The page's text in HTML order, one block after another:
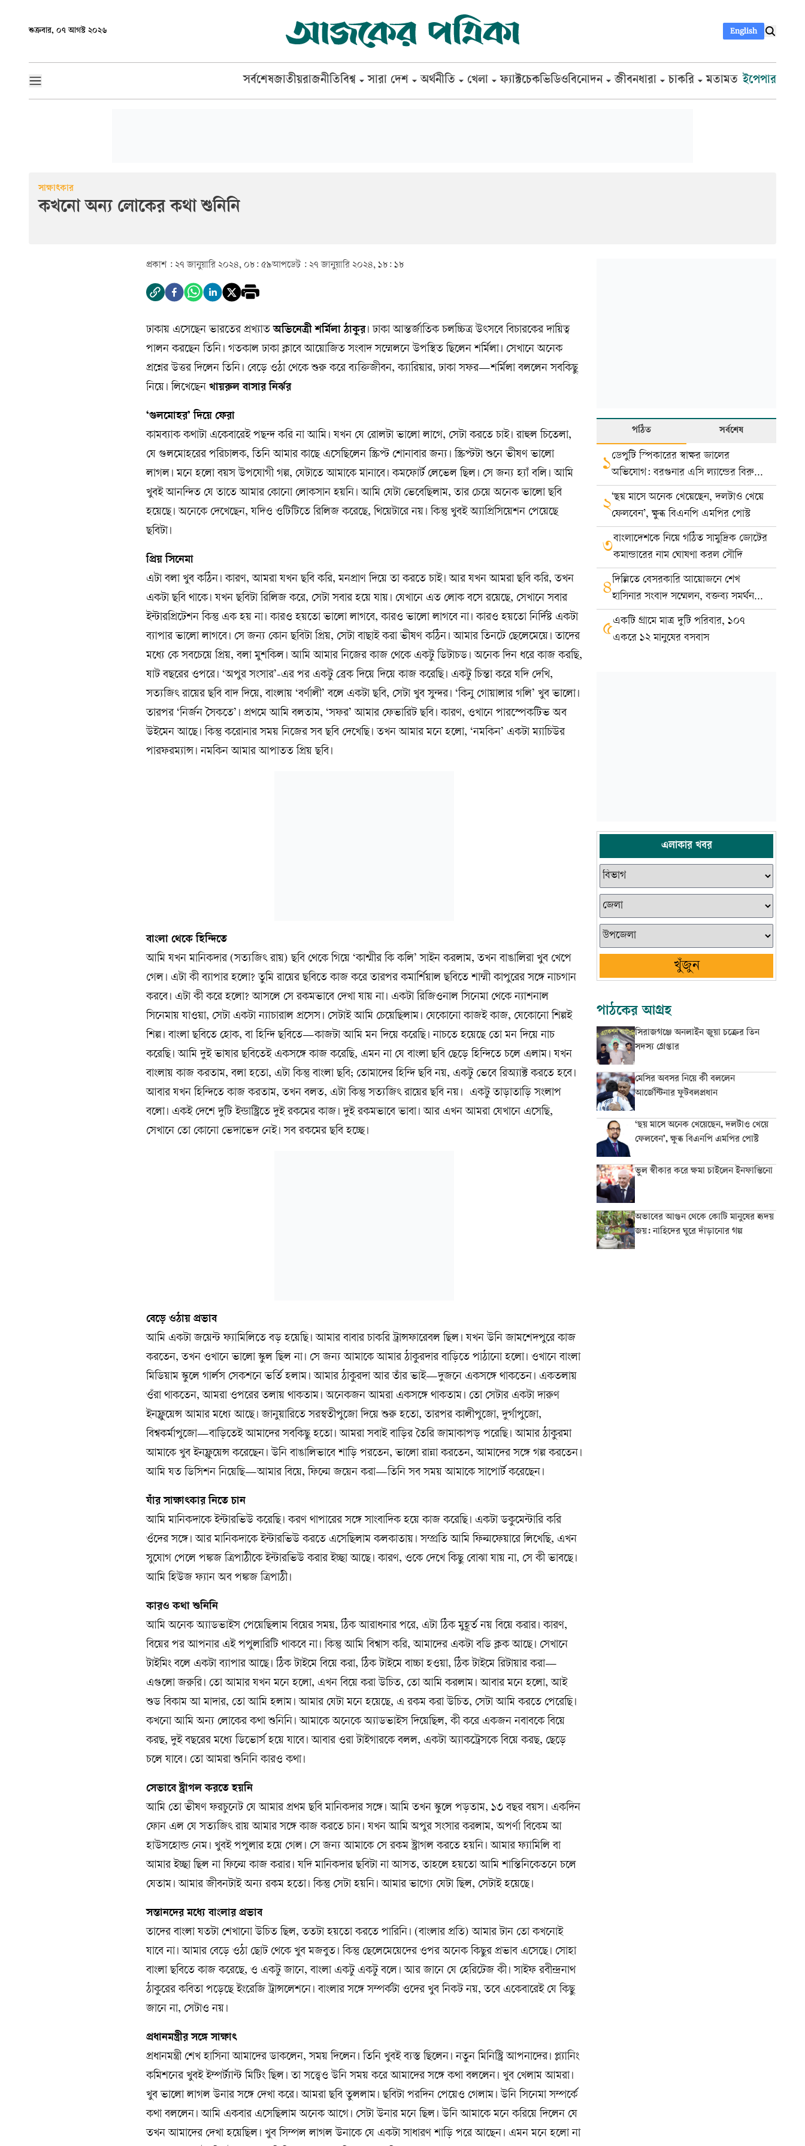
শুক্রবার, ০৭ আগস্ট ২০২৬ English
সর্বশেষজাতীয়রাজনীতিবিশ্ব সারা দেশ অর্থনীতি খেলা ফ্যাক্টচেকভিডিওবিনোদন জীবনধারা চাকরি মতামত ইপেপার
সাক্ষাৎকার
কখনো অন্য লোকের কথা শুনিনি
প্রকাশ : ২৭ জানুয়ারি ২০২৪, ০৮: ৫৯আপডেট : ২৭ জানুয়ারি ২০২৪, ১৮: ১৮
ঢাকায় এসেছেন ভারতের প্রখ্যাতঅভিনেত্রী শর্মিলা ঠাকুর। ঢাকা আন্তর্জাতিক চলচ্চিত্র উৎসবে বিচারকের দায়িত্ব
পালন করছেন তিনি। গতকাল ঢাকা ক্লাবে আয়োজিত সংবাদ সম্মেলনে উপস্থিত ছিলেন শর্মিলা। সেখানে অনেক
প্রশ্নের উত্তর দিলেন তিনি। বেড়ে ওঠা থেকে শুরু করে ব্যক্তিজীবন, ক্যারিয়ার, ঢাকা সফর—শর্মিলা বললেন সবকিছু
নিয়ে। লিখেছেন খায়রুল বাসার নির্ঝর
‘গুলমোহর’ দিয়ে ফেরা
কামব্যাক কথাটা একেবারেই পছন্দ করি না আমি। যখন যে রোলটা ভালো লাগে, সেটা করতে চাই। রাহুল চিতেলা,
যে গুলমোহরের পরিচালক, তিনি আমার কাছে এসেছিলেন স্ক্রিপ্ট শোনাবার জন্য। স্ক্রিপ্টটা শুনে ভীষণ ভালো
লাগল। মনে হলো বয়স উপযোগী গল্প, যেটাতে আমাকে মানাবে। কমফোর্ট লেভেল ছিল। সে জন্য হ্যাঁ বলি। আমি
খুবই আনন্দিত যে তাতে আমার কোনো লোকসান হয়নি। আমি যেটা ভেবেছিলাম, তার চেয়ে অনেক ভালো ছবি
হয়েছে। অনেকে দেখেছেন, যদিও ওটিটিতে রিলিজ করেছে, থিয়েটারে নয়। কিন্তু খুবই অ্যাপ্রিসিয়েশন পেয়েছে
ছবিটা।
প্রিয় সিনেমা
এটা বলা খুব কঠিন। কারণ, আমরা যখন ছবি করি, মনপ্রাণ দিয়ে তা করতে চাই। আর যখন আমরা ছবি করি, তখন
একটা ছবি থাকে। যখন ছবিটা রিলিজ করে, সেটা সবার হয়ে যায়। যেখানে এত লোক বসে রয়েছে, সেখানে সবার
ইন্টারপ্রিটেশন কিন্তু এক হয় না। কারও হয়তো ভালো লাগবে, কারও ভালো লাগবে না। কারও হয়তো নির্দিষ্ট একটা
ব্যাপার ভালো লাগবে। সে জন্য কোন ছবিটা প্রিয়, সেটা বাছাই করা ভীষণ কঠিন। আমার তিনটে ছেলেমেয়ে। তাদের
মধ্যে কে সবচেয়ে প্রিয়, বলা মুশকিল। আমি আমার নিজের কাজ থেকে একটু ডিটাচড। অনেক দিন ধরে কাজ করছি,
ষাট বছরের ওপরে। ‘অপুর সংসার’-এর পর একটু ব্রেক দিয়ে দিয়ে কাজ করেছি। একটু চিন্তা করে যদি দেখি,
সত্যজিৎ রায়ের ছবি বাদ দিয়ে, বাংলায় ‘বর্ণালী’ বলে একটা ছবি, সেটা খুব সুন্দর। ‘কিনু গোয়ালার গলি’ খুব ভালো।
তারপর ‘নির্জন সৈকতে’। প্রথমে আমি বলতাম, ‘সফর’ আমার ফেভারিট ছবি। কারণ, ওখানে পারস্পেকটিভ অব
উইমেন আছে। কিন্তু করোনার সময় নিজের সব ছবি দেখেছি। তখন আমার মনে হলো, ‘নমকিন’ একটা ম্যাচিউর
পারফরম্যান্স। নমকিন আমার আপাতত প্রিয় ছবি।
বাংলা থেকে হিন্দিতে
আমি যখন মানিকদার (সত্যজিৎ রায়) ছবি থেকে গিয়ে ‘কাশ্মীর কি কলি’ সাইন করলাম, তখন বাঙালিরা খুব খেপে
গেল। এটা কী ব্যাপার হলো? তুমি রায়ের ছবিতে কাজ করে তারপর কমার্শিয়াল ছবিতে শাম্মী কাপুরের সঙ্গে নাচগান
করবে। এটা কী করে হলো? আসলে সে রকমভাবে দেখা যায় না। একটা রিজিওনাল সিনেমা থেকে ন্যাশনাল
সিনেমায় যাওয়া, সেটা একটা ন্যাচারাল প্রসেস। সেটাই আমি চেয়েছিলাম। যেকোনো কাজই কাজ, যেকোনো শিল্পই
শিল্প। বাংলা ছবিতে হোক, বা হিন্দি ছবিতে—কাজটা আমি মন দিয়ে করেছি। নাচতে হয়েছে তো মন দিয়ে নাচ
করেছি। আমি দুই ভাষার ছবিতেই একসঙ্গে কাজ করেছি, এমন না যে বাংলা ছবি ছেড়ে হিন্দিতে চলে এলাম। যখন
বাংলায় কাজ করতাম, বলা হতো, এটা কিন্তু বাংলা ছবি; তোমাদের হিন্দি ছবি নয়, একটু ভেবে রিঅ্যাক্ট করতে হবে।
আবার যখন হিন্দিতে কাজ করতাম, তখন বলত, এটা কিন্তু সত্যজিৎ রায়ের ছবি নয়। একটু তাড়াতাড়ি সংলাপ
বলো। একই দেশে দুটি ইন্ডাস্ট্রিতে দুই রকমের কাজ। দুই রকমভাবে ভাবা। আর এখন আমরা যেখানে এসেছি,
সেখানে তো কোনো ভেদাভেদ নেই। সব রকমের ছবি হচ্ছে।
বেড়ে ওঠায় প্রভাব
আমি একটা জয়েন্ট ফ্যামিলিতে বড় হয়েছি। আমার বাবার চাকরি ট্রান্সফারেবল ছিল। যখন উনি জামশেদপুরে কাজ
করতেন, তখন ওখানে ভালো স্কুল ছিল না। সে জন্য আমাকে আমার ঠাকুরদার বাড়িতে পাঠানো হলো। ওখানে বাংলা
মিডিয়াম স্কুলে গার্লস সেকশনে ভর্তি হলাম। আমার ঠাকুরদা আর তাঁর ভাই—দুজনে একসঙ্গে থাকতেন। একতলায়
ওঁরা থাকতেন, আমরা ওপরের তলায় থাকতাম। অনেকজন আমরা একসঙ্গে থাকতাম। তো সেটার একটা দারুণ
ইনফ্লুয়েন্স আমার মধ্যে আছে। জানুয়ারিতে সরস্বতীপুজো দিয়ে শুরু হতো, তারপর কালীপুজো, দুর্গাপুজো,
বিশ্বকর্মাপুজো—বাড়িতেই আমাদের সবকিছু হতো। আমরা সবাই বাড়ির তৈরি জামাকাপড় পরেছি। আমার ঠাকুরমা
আমাকে খুব ইনফ্লুয়েন্স করেছেন। উনি বাঙালিভাবে শাড়ি পরতেন, ভালো রান্না করতেন, আমাদের সঙ্গে গল্প করতেন।
আমি যত ডিসিশন নিয়েছি—আমার বিয়ে, ফিল্মে জয়েন করা—তিনি সব সময় আমাকে সাপোর্ট করেছেন।
যাঁর সাক্ষাৎকার নিতে চান
আমি মানিকদাকে ইন্টারভিউ করেছি। করণ থাপারের সঙ্গে সাংবাদিক হয়ে কাজ করেছি। একটা ডকুমেন্টারি করি
ওঁদের সঙ্গে। আর মানিকদাকে ইন্টারভিউ করতে এসেছিলাম কলকাতায়। সম্প্রতি আমি ফিল্মফেয়ারে লিখেছি, এখন
সুযোগ পেলে পঙ্কজ ত্রিপাঠীকে ইন্টারভিউ করার ইচ্ছা আছে। কারণ, ওকে দেখে কিছু বোঝা যায় না, সে কী ভাবছে।
আমি হিউজ ফ্যান অব পঙ্কজ ত্রিপাঠী।
কারও কথা শুনিনি
আমি অনেক অ্যাডভাইস পেয়েছিলাম বিয়ের সময়, ঠিক আরাধনার পরে, এটা ঠিক মুহূর্ত নয় বিয়ে করার। কারণ,
বিয়ের পর আপনার এই পপুলারিটি থাকবে না। কিন্তু আমি বিশ্বাস করি, আমাদের একটা বডি ক্লক আছে। সেখানে
টাইমিং বলে একটা ব্যাপার আছে। ঠিক টাইমে বিয়ে করা, ঠিক টাইমে বাচ্চা হওয়া, ঠিক টাইমে রিটায়ার করা—
এগুলো জরুরি। তো আমার যখন মনে হলো, এখন বিয়ে করা উচিত, তো আমি করলাম। আবার মনে হলো, আই
শুড বিকাম আ মাদার, তো আমি হলাম। আমার যেটা মনে হয়েছে, এ রকম করা উচিত, সেটা আমি করতে পেরেছি।
কখনো আমি অন্য লোকের কথা শুনিনি। আমাকে অনেকে অ্যাডভাইস দিয়েছিল, কী করে একজন নবাবকে বিয়ে
করছ, দুই বছরের মধ্যে ডিভোর্স হয়ে যাবে। আবার ওরা টাইগারকে বলল, একটা অ্যাকট্রেসকে বিয়ে করছ, ছেড়ে
চলে যাবে। তো আমরা শুনিনি কারও কথা।
সেভাবে স্ট্রাগল করতে হয়নি
আমি তো ভীষণ ফরচুনেট যে আমার প্রথম ছবি মানিকদার সঙ্গে। আমি তখন স্কুলে পড়তাম, ১৩ বছর বয়স। একদিন
ফোন এল যে সত্যজিৎ রায় আমার সঙ্গে কাজ করতে চান। যখন আমি অপুর সংসার করলাম, অপর্ণা বিকেম আ
হাউসহোল্ড নেম। খুবই পপুলার হয়ে গেল। সে জন্য আমাকে সে রকম স্ট্রাগল করতে হয়নি। আমার ফ্যামিলি বা
আমার ইচ্ছা ছিল না ফিল্মে কাজ করার। যদি মানিকদার ছবিটা না আসত, তাহলে হয়তো আমি শান্তিনিকেতনে চলে
যেতাম। আমার জীবনটাই অন্য রকম হতো। কিন্তু সেটা হয়নি। আমার ভাগ্যে যেটা ছিল, সেটাই হয়েছে।
সন্তানদের মধ্যে বাংলার প্রভাব
তাদের বাংলা যতটা শেখানো উচিত ছিল, ততটা হয়তো করতে পারিনি। (বাংলার প্রতি) আমার টান তো কখনোই
যাবে না। আমার বেড়ে ওঠা ছোট থেকে খুব মজবুত। কিন্তু ছেলেমেয়েদের ওপর অনেক কিছুর প্রভাব এসেছে। সোহা
বাংলা ছবিতে কাজ করেছে, ও একটু জানে, বাংলা একটু একটু বলে। আর জানে যে হেরিটেজ কী। সাইফ রবীন্দ্রনাথ
ঠাকুরের কবিতা পড়েছে ইংরেজি ট্রান্সলেশনে। বাংলার সঙ্গে সম্পর্কটা ওদের খুব নিকট নয়, তবে একেবারেই যে কিছু
জানে না, সেটাও নয়।
প্রধানমন্ত্রীর সঙ্গে সাক্ষাৎ
প্রধানমন্ত্রী শেখ হাসিনা আমাদের ডাকলেন, সময় দিলেন। তিনি খুবই ব্যস্ত ছিলেন। নতুন মিনিস্ট্রি আপনাদের। প্ল্যানিং
কমিশনের খুবই ইম্পর্ট্যান্ট মিটিং ছিল। তা সত্ত্বেও উনি সময় করে আমাদের সঙ্গে কথা বললেন। খুব খেলাম আমরা।
খুব ভালো লাগল উনার সঙ্গে দেখা করে। আমরা ছবি তুললাম। ছবিটা পরদিন পেয়েও গেলাম। উনি সিনেমা সম্পর্কে
কথা বললেন। আমি একবার এসেছিলাম অনেক আগে। সেটা উনার মনে ছিল। উনি আমাকে মনে করিয়ে দিলেন যে
তখন আমাদের দেখা হয়েছিল। খুব সিম্পল লাগল উনাকে যে একটা সাধারণ শাড়ি পরে আছেন। এমন মনে হলো না
পঠিত সর্বশেষ
১ডেপুটি স্পিকারের স্বাক্ষর জালের
অভিযোগ: বরগুনার এসি ল্যান্ডের বিরুদ্ধে
মামলা
২‘ছয় মাসে অনেক খেয়েছেন, দলটাও খেয়ে
ফেলবেন’, ক্ষুব্ধ বিএনপি এমপির পোস্ট
৩বাংলাদেশকে নিয়ে গঠিত সামুদ্রিক জোটের
কমান্ডারের নাম ঘোষণা করল সৌদি
৪দিল্লিতে বেসরকারি আয়োজনে শেখ
হাসিনার সংবাদ সম্মেলন, বক্তব্য সমর্থন
করে না সরকার: ভারত
৫একটি গ্রামে মাত্র দুটি পরিবার, ১০৭
একরে ১২ মানুষের বসবাস
এলাকার খবর
খুঁজুন
পাঠকের আগ্রহ
সিরাজগঞ্জে অনলাইন জুয়া চক্রের তিন
সদস্য গ্রেপ্তার
মেসির অবসর নিয়ে কী বললেন
আর্জেন্টিনার ফুটবলপ্রধান
‘ছয় মাসে অনেক খেয়েছেন, দলটাও খেয়ে
ফেলবেন’, ক্ষুব্ধ বিএনপি এমপির পোস্ট
ভুল স্বীকার করে ক্ষমা চাইলেন ইনফান্তিনো
অভাবের আগুন থেকে কোটি মানুষের হৃদয়
জয়: নাহিদের ঘুরে দাঁড়ানোর গল্প